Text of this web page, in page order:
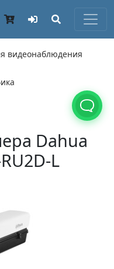
видеонаблюдения
Dahua
L